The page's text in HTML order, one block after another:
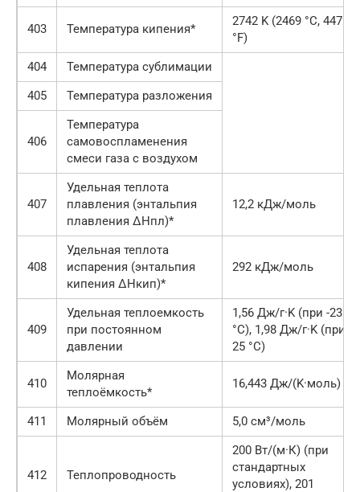
403 Температура кипения*
2742 K (2469 °C, 4476
°F)
404
Температура сублимации
405
Температура разложения
406
Температура
самовоспламенения
смеси газа с воздухом
407
Удельная теплота
плавления (энтальпия
плавления ΔHпл)*
12,2 кДж/моль
408
Удельная теплота
испарения (энтальпия
кипения ΔHкип)*
292 кДж/моль
409
Удельная теплоемкость
при постоянном
давлении
1,56 Дж/г·K (при -23
°C), 1,98 Дж/г·K (при
25 °C)
410
Молярная
теплоёмкость*
16,443 Дж/(K·моль)
411 Молярный объём 5,0 см³/моль
412 Теплопроводность
200 Вт/(м·К) (при
стандартных
условиях), 201